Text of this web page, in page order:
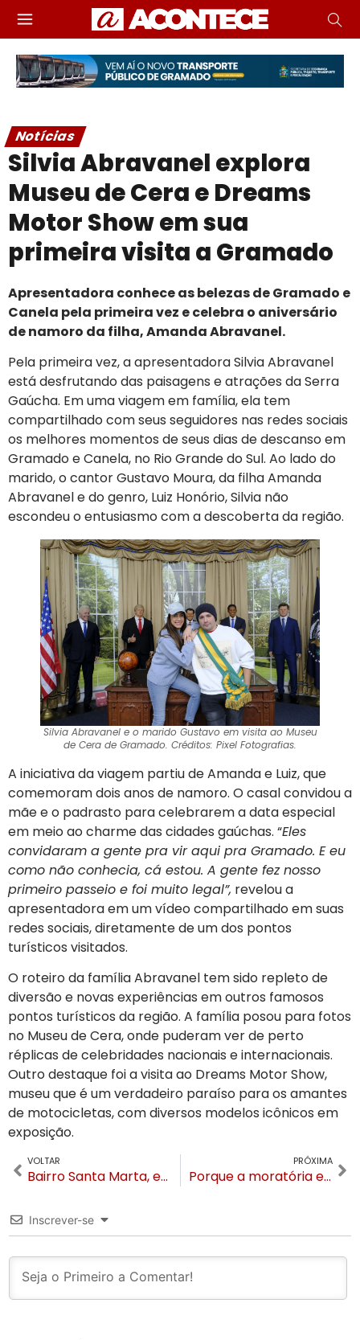
Notícias
Silvia Abravanel explora
Museu de Cera e Dreams
Motor Show em sua
primeira visita a Gramado
Apresentadora conhece as belezas de Gramado e
Canela pela primeira vez e celebra o aniversário
de namoro da filha, Amanda Abravanel.
Pela primeira vez, a apresentadora Silvia Abravanel
está desfrutando das paisagens e atrações da Serra
Gaúcha. Em uma viagem em família, ela tem
compartilhado com seus seguidores nas redes sociais
os melhores momentos de seus dias de descanso em
Gramado e Canela, no Rio Grande do Sul. Ao lado do
marido, o cantor Gustavo Moura, da filha Amanda
Abravanel e do genro, Luiz Honório, Silvia não
escondeu o entusiasmo com a descoberta da região.
Silvia Abravanel e o marido Gustavo em visita ao Museu
de Cera de Gramado. Créditos: Pixel Fotografias.
A iniciativa da viagem partiu de Amanda e Luiz, que
comemoram dois anos de namoro. O casal convidou a
mãe e o padrasto para celebrarem a data especial
em meio ao charme das cidades gaúchas. “Eles
convidaram a gente pra vir aqui pra Gramado. E eu
como não conhecia, cá estou. A gente fez nosso
primeiro passeio e foi muito legal”, revelou a
apresentadora em um vídeo compartilhado em suas
redes sociais, diretamente de um dos pontos
turísticos visitados.
O roteiro da família Abravanel tem sido repleto de
diversão e novas experiências em outros famosos
pontos turísticos da região. A família posou para fotos
no Museu de Cera, onde puderam ver de perto
réplicas de celebridades nacionais e internacionais.
Outro destaque foi a visita ao Dreams Motor Show,
museu que é um verdadeiro paraíso para os amantes
de motocicletas, com diversos modelos icônicos em
exposição.
VOLTAR
Bairro Santa Marta, em Canela, terá duas ações de “Bota-Fora” em Julho
PRÓXIMA
Porque a moratória em Gramado é oportunidade de ouro para Canela
Inscrever-se